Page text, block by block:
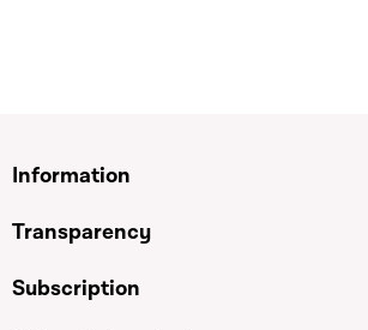
Information
Transparency
Subscription